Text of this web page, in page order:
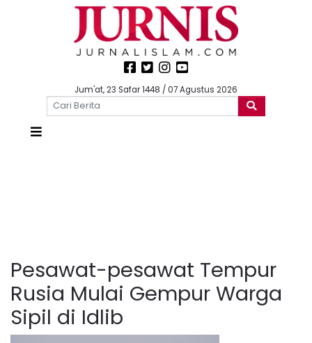
Jum'at, 23 Safar 1448 / 07 Agustus 2026
Pesawat-pesawat Tempur
Rusia Mulai Gempur Warga
Sipil di Idlib